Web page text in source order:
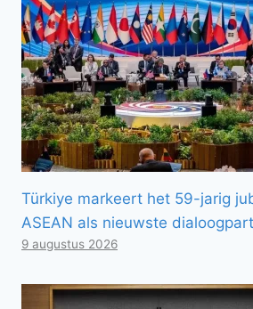
Türkiye markeert het 59-jarig
ASEAN als nieuwste
9 augustus 2026